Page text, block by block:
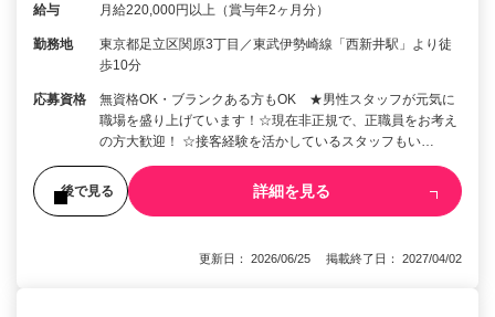
給与 月給220,000円以上（賞与年2ヶ月分）
勤務地
東京都足立区関原3丁目／東武伊勢崎線「西新井駅」より徒
歩10分
応募資格
無資格OK・ブランクある方もOK ★男性スタッフが元気に
職場を盛り上げています！☆現在非正規で、正職員をお考え
の方大歓迎！ ☆接客経験を活かしているスタッフもい…
後で見る 詳細を見る
更新日： 2026/06/25 掲載終了日： 2027/04/02